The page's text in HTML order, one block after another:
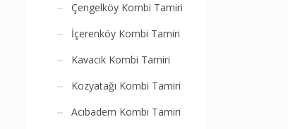
Çengelköy Kombi Tamiri
İçerenköy Kombi Tamiri
Kavacık Kombi Tamiri
Kozyatağı Kombi Tamiri
Acıbadem Kombi Tamiri